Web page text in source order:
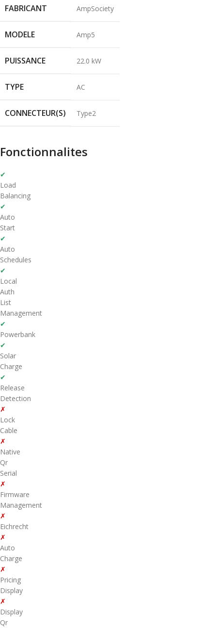
FABRICANT AmpSociety
MODELE Amp5
PUISSANCE 22.0 kW
TYPE AC
CONNECTEUR(S) Type2
Fonctionnalites
✔
Load
Balancing
✔
Auto
Start
✔
Auto
Schedules
✔
Local
Auth
List
Management
✔
Powerbank
✔
Solar
Charge
✔
Release
Detection
✗
Lock
Cable
✗
Native
Qr
Serial
✗
Firmware
Management
✗
Eichrecht
✗
Auto
Charge
✗
Pricing
Display
✗
Display
Qr